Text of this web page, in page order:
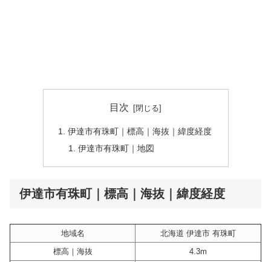
目次
伊達市有珠町｜標高｜海抜｜緯度経度
伊達市有珠町｜地図
伊達市有珠町｜標高｜海抜｜緯度経度
地域名
北海道 伊達市 有珠町
標高｜海抜
4.3m